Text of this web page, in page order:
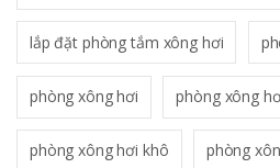
lắp đặt phòng tắm xông hơi
phòng xông hơi phòng xông
phòng xông hơi khô phòng